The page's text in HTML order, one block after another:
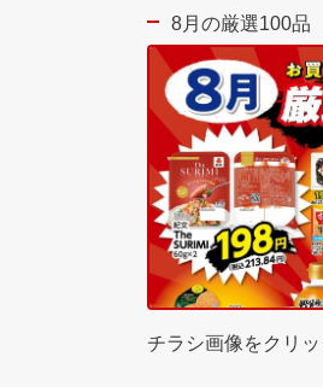
8月の厳選100品
チラシ画像をクリ